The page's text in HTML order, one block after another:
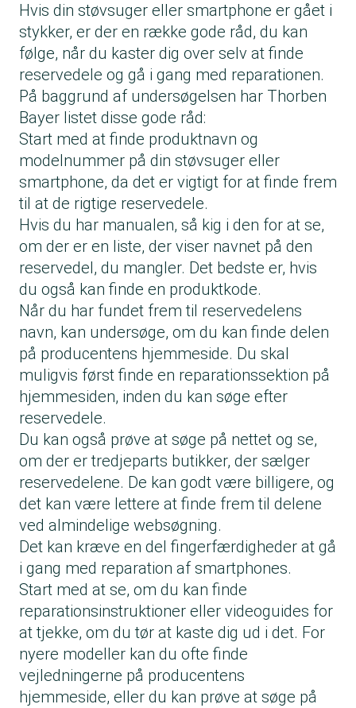
Hvis din støvsuger eller smartphone er gået i
stykker, er der en række gode råd, du kan
følge, når du kaster dig over selv at finde
reservedele og gå i gang med reparationen.
På baggrund af undersøgelsen har Thorben
Bayer listet disse gode råd:
Start med at finde produktnavn og
modelnummer på din støvsuger eller
smartphone, da det er vigtigt for at finde frem
til at de rigtige reservedele.
Hvis du har manualen, så kig i den for at se,
om der er en liste, der viser navnet på den
reservedel, du mangler. Det bedste er, hvis
du også kan finde en produktkode.
Når du har fundet frem til reservedelens
navn, kan undersøge, om du kan finde delen
på producentens hjemmeside. Du skal
muligvis først finde en reparationssektion på
hjemmesiden, inden du kan søge efter
reservedele.
Du kan også prøve at søge på nettet og se,
om der er tredjeparts butikker, der sælger
reservedelene. De kan godt være billigere, og
det kan være lettere at finde frem til delene
ved almindelige websøgning.
Det kan kræve en del fingerfærdigheder at gå
i gang med reparation af smartphones.
Start med at se, om du kan finde
reparationsinstruktioner eller videoguides for
at tjekke, om du tør at kaste dig ud i det. For
nyere modeller kan du ofte finde
vejledningerne på producentens
hjemmeside, eller du kan prøve at søge på